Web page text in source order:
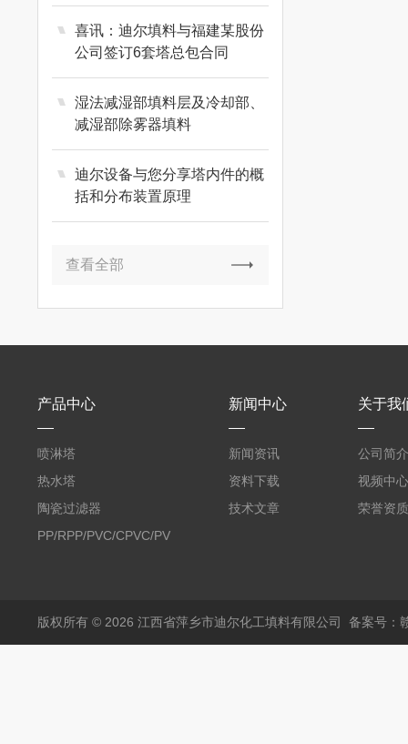
喜讯：迪尔填料与福建某股份
公司签订6套塔总包合同
湿法减湿部填料层及冷却部、
减湿部除雾器填料
迪尔设备与您分享塔内件的概
括和分布装置原理
查看全部
产品中心
喷淋塔
热水塔
陶瓷过滤器
PP/RPP/PVC/CPVC/PVDF
新闻中心
新闻资讯
资料下载
技术文章
关于我
公司简介
视频中心
荣誉资质
版权所有 © 2026 江西省萍乡市迪尔化工填料有限公司 备案号：